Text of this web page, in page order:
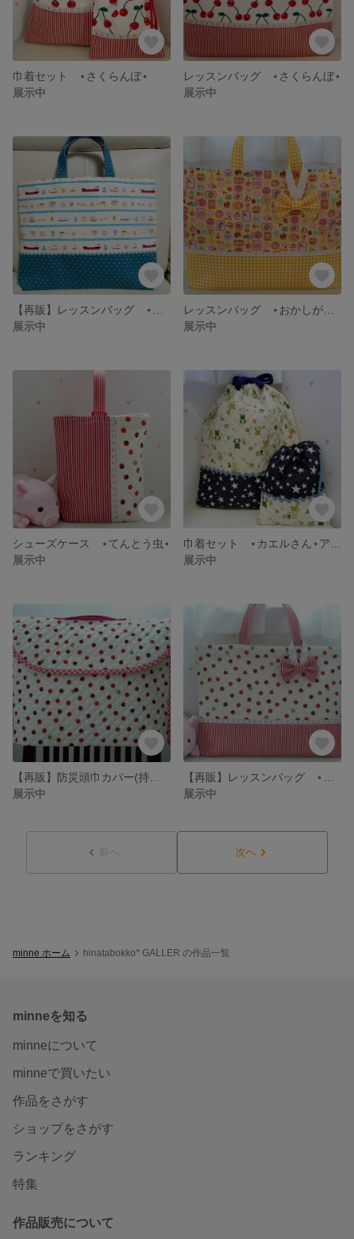
巾着セット ⋆さくらんぼ⋆
展示中
レッスンバッグ ⋆さくらんぼ⋆
展示中
展示中
展示中
シューズケース ⋆てんとう虫⋆
展示中
展示中
展示中
展示中
前へ 次へ
minne ホーム hinatabokko* GALLER の作品一覧
minneを知る
minneについて
minneで買いたい
作品をさがす
ショップをさがす
ランキング
特集
作品販売について